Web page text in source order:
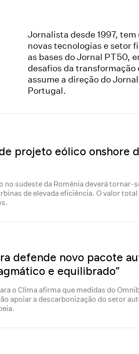
Jornalista desde 1997,
novas tecnologias e setor
as bases do Jornal PT50,
desafios da
assume a direção do
Portugal.
projeto eólico onshore
no sudeste da Roménia deverá tornar-
de elevada eficiência. O valor total
defende novo pacote
e equilibrado”
o Clima afirma que medidas do
apoiar a descarbonização do setor